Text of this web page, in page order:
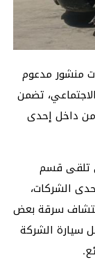
منشور مدعوم
تضمن
من داخل إحدى
أبريل الماضي تلقى قسم
الشركات،
سرقة بعض
سيارة الشركة